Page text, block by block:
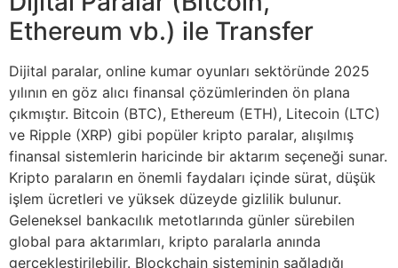
Ethereum vb.) ile Transfer
Dijital paralar, online kumar oyunları sektöründe 2025
yılının en göz alıcı finansal çözümlerinden ön plana
çıkmıştır. Bitcoin (BTC), Ethereum (ETH), Litecoin (LTC)
ve Ripple (XRP) gibi popüler kripto paralar, alışılmış
finansal sistemlerin haricinde bir aktarım seçeneği sunar.
Kripto paraların en önemli faydaları içinde sürat, düşük
işlem ücretleri ve yüksek düzeyde gizlilik bulunur.
Geleneksel bankacılık metotlarında günler sürebilen
global para aktarımları, kripto paralarla anında
gerçekleştirilebilir. Blockchain sisteminin sağladığı